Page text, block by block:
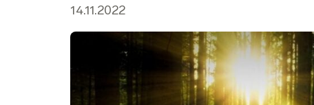
14.11.2022